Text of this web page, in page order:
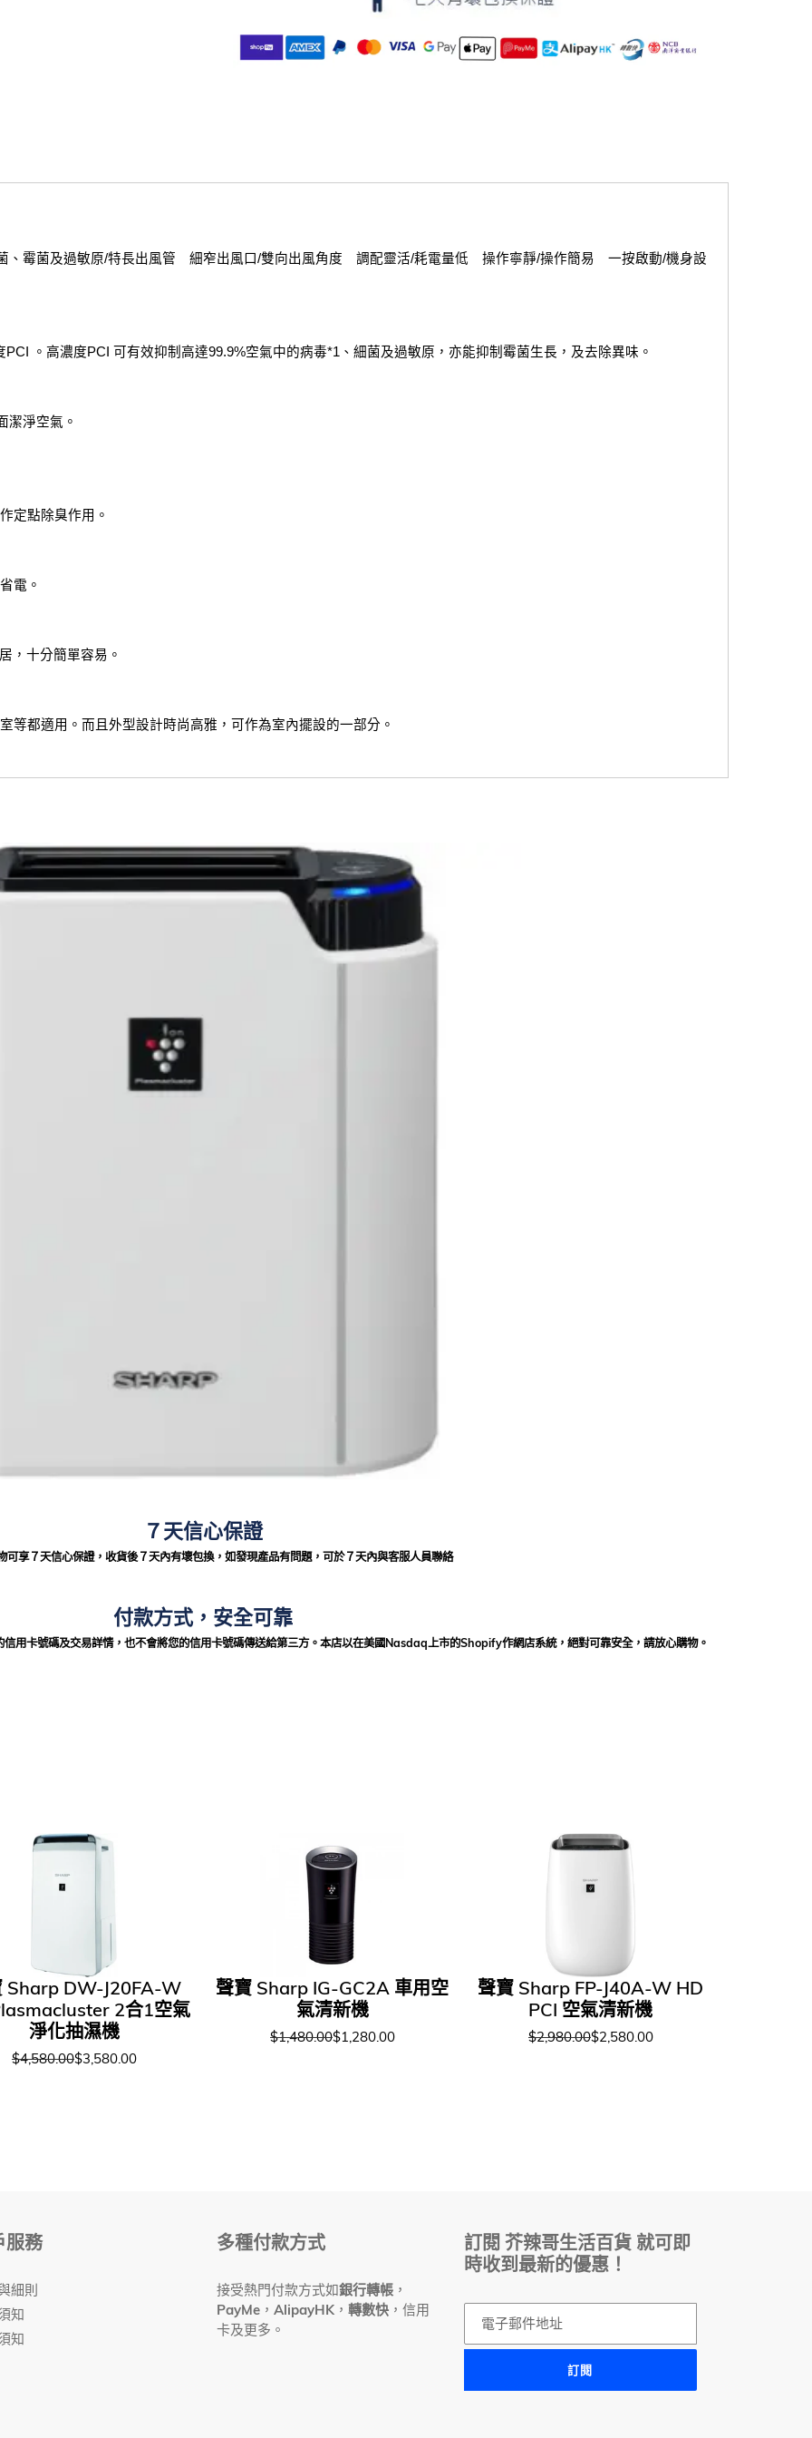
霉菌及過敏原/特長出風管　細窄出風口/雙向出風角度　調配靈活/耗電量低　操作寧靜/操作簡易　一按啟動/機身設
。高濃度PCI 可有效抑制高達99.9%空氣中的病毒*1、細菌及過敏原，亦能抑制霉菌生長，及去除異味。
潔淨空氣。
定點除臭作用。
電。
，十分簡單容易。
等都適用。而且外型設計時尚高雅，可作為室內擺設的一部分。
７天信心保證
可享７天信心保證，收貨後７天內有壞包換，如發現產品有問題，可於７天內與客服人員聯絡
付款方式，安全可靠
用卡號碼及交易詳情，也不會將您的信用卡號碼傳送給第三方。本店以在美國Nasdaq上市的Shopify作網店系統，絕對可靠安全，請放心購物。
Sharp DW-J20FA-W
2合1空氣
淨化抽濕機
$4,580.00$3,580.00
聲寶 Sharp IG-GC2A 車用空
氣清新機
$1,480.00$1,280.00
聲寶 Sharp FP-J40A-W HD
PCI 空氣清新機
$2,980.00$2,580.00
服務
細則
知
知
多種付款方式
接受熱門付款方式如銀行轉帳 ，
PayMe ， AlipayHK ， 轉數快 ，信用
卡及更多。
訂閱 芥辣哥生活百貨 就可即
時收到最新的優惠！
訂閱